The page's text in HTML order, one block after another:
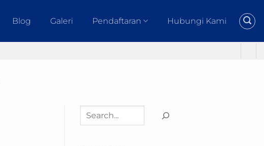
Blog Galeri Pendaftaran Hubungi Kami
Cari